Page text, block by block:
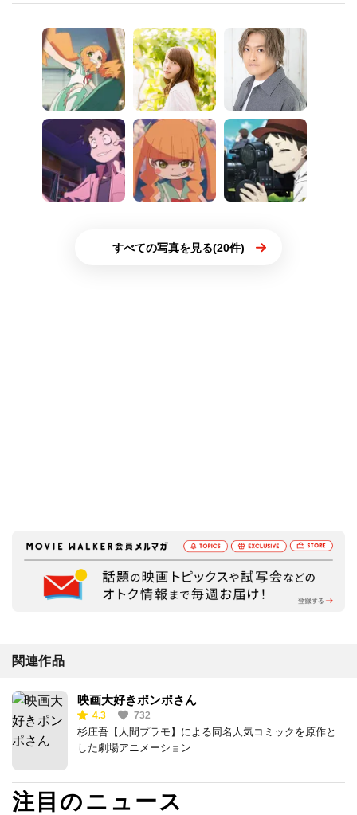
すべての写真を見る(20件)
関連作品
映画大好きポンポさん
4.3 732
杉庄吾【人間プラモ】による同名人気コミックを原作と
した劇場アニメーション
注目のニュース